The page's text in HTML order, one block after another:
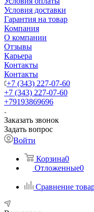
Условия доставки
Гарантия на товар
Компания
О компании
Отзывы
Карьера
Контакты
Контакты
+7 (343) 227-07-60
+7 (343) 227-07-60
+79193869696
Заказать звонок
Задать вопрос
Войти
Корзина0
Отложенные0
Сравнение